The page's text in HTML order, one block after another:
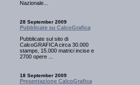
Nazionale...
28 September 2009
Pubblicate su CalcoGrafica
Pubblicate sul sito di
CalcoGRAFICA circa 30.000
stampe, 15.000 matrici incise e
2700 opere ...
18 September 2009
Presentazione CalcoGrafica